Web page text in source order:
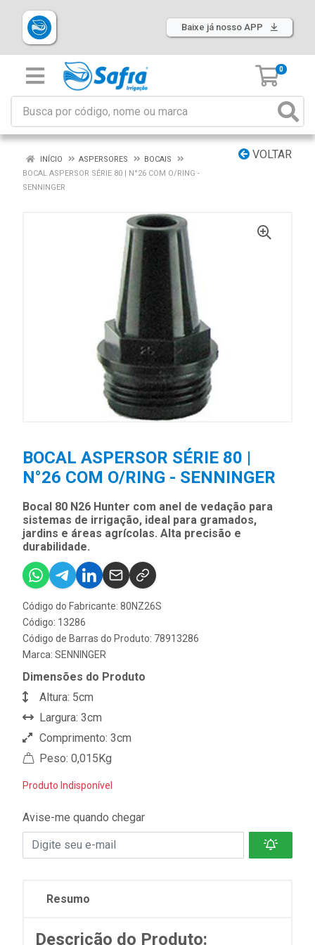
Baixe já nosso APP
0
VOLTAR
INÍCIO ASPERSORES
BOCAIS
BOCAL ASPERSOR SÉRIE 80 | N°26 COM O/RING -
SENNINGER
BOCAL ASPERSOR SÉRIE 80 |
N°26 COM O/RING - SENNINGER
Bocal 80 N26 Hunter com anel de vedação para
sistemas de irrigação, ideal para gramados,
jardins e áreas agrícolas. Alta precisão e
durabilidade.
Código do Fabricante: 80NZ26S
Código: 13286
Código de Barras do Produto: 78913286
Marca: SENNINGER
Dimensões do Produto
Altura: 5cm
Largura: 3cm
Comprimento: 3cm
Peso: 0,015Kg
Produto Indisponível
Avise-me quando chegar
Resumo
Descrição do Produto: